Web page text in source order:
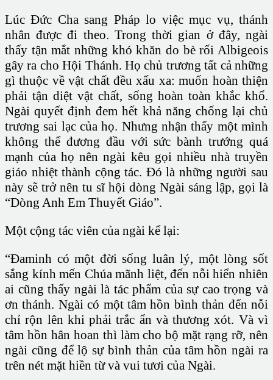
Lúc Đức Cha sang Pháp lo việc mục vụ, thánh
nhân được đi theo. Trong thời gian ở đây, ngài
thấy tận mắt những khó khăn do bè rối Albigeois
gây ra cho Hội Thánh. Họ chủ trương tất cả những
gì thuộc về vật chất đều xấu xa: muốn hoàn thiện
phải tận diệt vật chất, sống hoàn toàn khắc khổ.
Ngài quyết định đem hết khả năng chống lại chủ
trương sai lạc của họ. Nhưng nhận thấy một mình
không thể đương đầu với sức bành trướng quá
mạnh của họ nên ngài kêu gọi nhiều nhà truyền
giáo nhiệt thành cộng tác. Đó là những người sau
này sẽ trở nên tu sĩ hội dòng Ngài sáng lập, gọi là
“Dòng Anh Em Thuyết Giáo”.
Một cộng tác viên của ngài kể lại:
“Đaminh có một đời sống luân lý, một lòng sốt
sắng kính mến Chúa mãnh liệt, đến nỗi hiển nhiên
ai cũng thấy ngài là tác phẩm của sự cao trọng và
ơn thánh. Ngài có một tâm hồn bình thản đến nỗi
chỉ rộn lên khi phải trắc ẩn và thương xót. Và vì
tâm hồn hân hoan thì làm cho bộ mặt rạng rỡ, nên
ngài cũng để lộ sự bình thản của tâm hồn ngài ra
trên nét mặt hiền từ và vui tươi của Ngài.